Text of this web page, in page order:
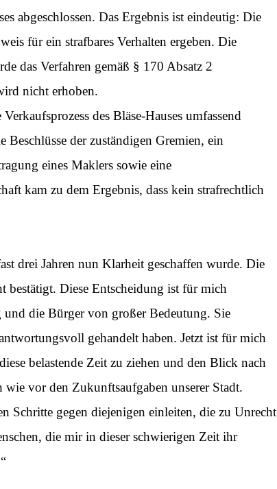
abgeschlossen. Das Ergebnis ist eindeutig: Die
für ein strafbares Verhalten ergeben. Die
das Verfahren gemäß § 170 Absatz 2
nicht erhoben.
des Bläse-Hauses umfassend
der zuständigen Gremien, ein
eines Maklers sowie eine
kam zu dem Ergebnis, dass kein strafrechtlich
drei Jahren nun Klarheit geschaffen wurde. Die
bestätigt. Diese Entscheidung ist für mich
und die Bürger von großer Bedeutung. Sie
gehandelt haben. Jetzt ist für mich
belastende Zeit zu ziehen und den Blick nach
vor den Zukunftsaufgaben unserer Stadt.
Schritte gegen diejenigen einleiten, die zu Unrecht
die mir in dieser schwierigen Zeit ihr